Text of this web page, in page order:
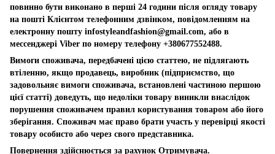
повинно бути виконано в перші 24 години після огляду товару
на пошті Клієнтом телефонним дзвінком, повідомленням на
електронну пошту infostyleandfashion@gmail.com, або в
мессенджері Viber по номеру телефону +380677552488.
Вимоги споживача, передбачені цією статтею, не підлягають
втіленню, якщо продавець, виробник (підприємство, що
задовольняє вимоги споживача, встановлені частиною першою
цієї статті) доведуть, що недоліки товару виникли внаслідок
порушення споживачем правил користування товаром або його
зберігання. Споживач має право брати участь у перевірці якості
товару особисто або через свого представника.
Повернення здійснюється за рахунок Отримувача.